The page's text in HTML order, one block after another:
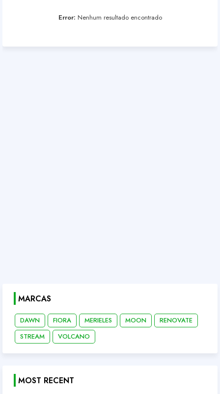
Error: Nenhum resultado encontrado
MARCAS
DAWN FIORA MERIELES MOON
RENOVATE
STREAM
VOLCANO
MOST RECENT